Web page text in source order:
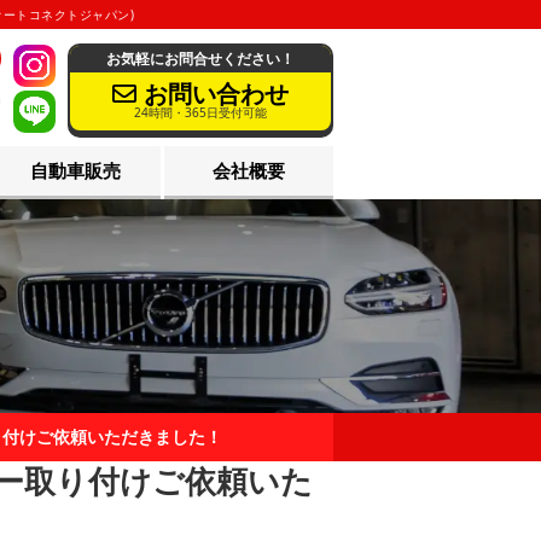
トコネクトジャパン)
お気軽にお問合せください！
お問い合わせ
24時間・365日受付可能
自動車販売 会社概要
けご依頼いただきました！
取り付けご依頼いた